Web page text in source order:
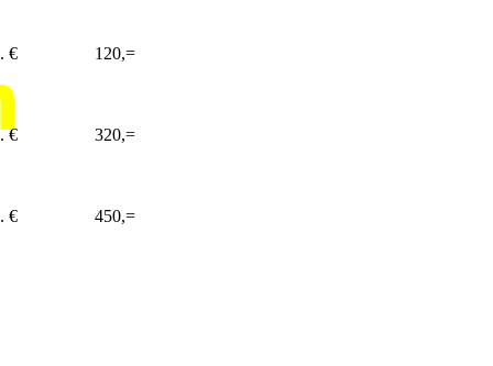
€ 120,=
€ 320,=
€ 450,=